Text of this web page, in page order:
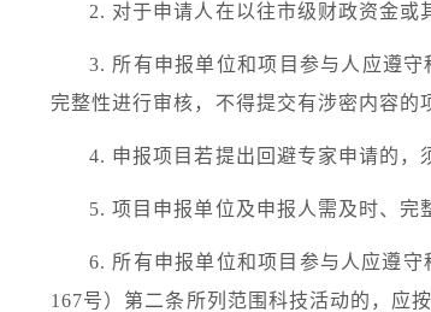
2. 对于申请人在以往市级财政资金或
3. 所有申报单位和项目参与人应遵
完整性进行审核，不得提交有涉密内容的
4. 申报项目若提出回避专家申请的，
5.项目申报单位及申报人需及时、完
6. 所有申报单位和项目参与人应遵
167号）第二条所列范围科技活动的，应